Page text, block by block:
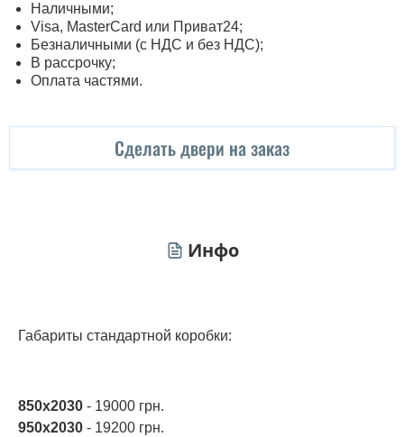
Наличными;
Visa, MasterСard или Приват24;
Безналичными (с НДС и без НДС);
В рассрочку;
Оплата частями.
Сделать двери на заказ
Инфо
Габариты стандартной коробки:
850х2030 - 19000 грн.
950х2030 - 19200 грн.